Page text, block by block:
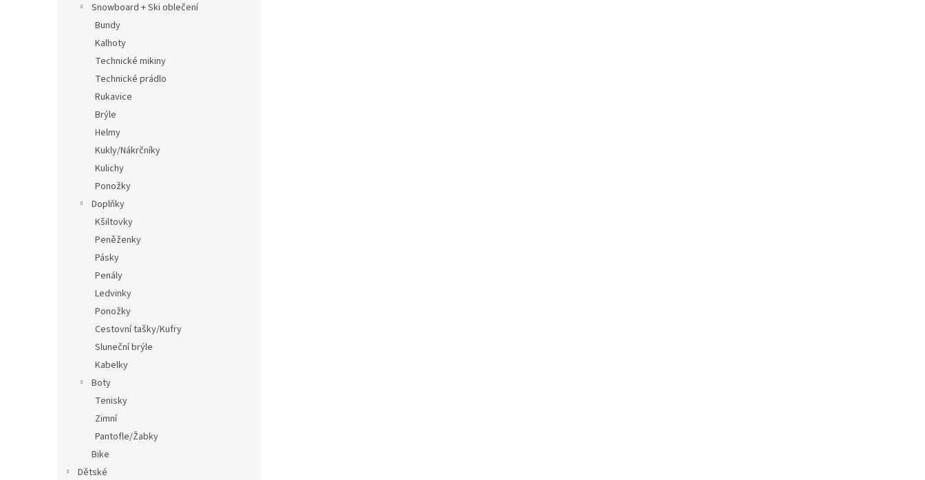
Snowboard + Ski oblečení
Bundy
Kalhoty
Technické mikiny
Technické prádlo
Rukavice
Brýle
Helmy
Kukly/Nákrčníky
Kulichy
Ponožky
Doplňky
Kšiltovky
Peněženky
Pásky
Penály
Ledvinky
Ponožky
Cestovní tašky/Kufry
Sluneční brýle
Kabelky
Boty
Tenisky
Zimní
Pantofle/Žabky
Bike
Dětské